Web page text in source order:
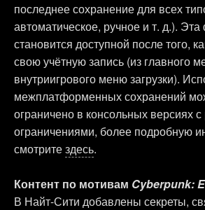
последнее сохранение для всех
автоматическое, ручное и т. д.).
становится доступной после того,
свою учётную запись (из главного
внутриигрового меню загрузки).
межплатформенных сохранений
ограничено в консольных версиях
ограничениями, более подробную
смотритездесь.
Контент по мотивам Cyberpunk:
В Найт-Сити добавлены секреты,